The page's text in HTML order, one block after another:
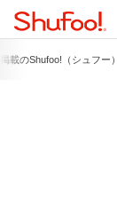
載の​Shufoo!​（シュフー）